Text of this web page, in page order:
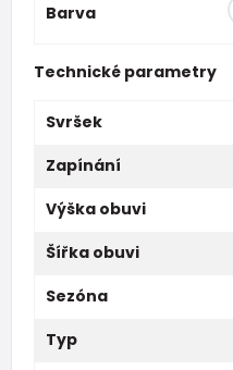
Barva
Technické parametry
Svršek
Zapínání
Výška obuvi
Šířka obuvi
Sezóna
Typ